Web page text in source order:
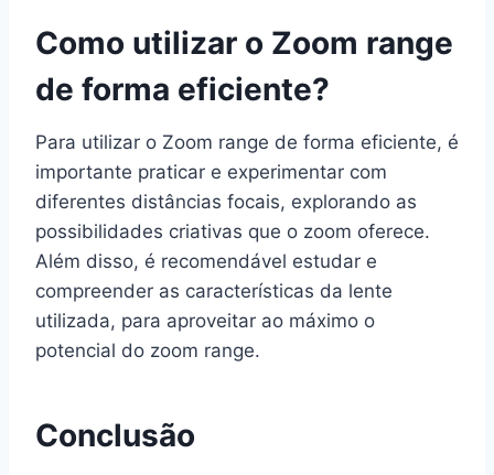
Como utilizar o Zoom range
de forma eficiente?
Para utilizar o Zoom range de forma eficiente, é
importante praticar e experimentar com
diferentes distâncias focais, explorando as
possibilidades criativas que o zoom oferece.
Além disso, é recomendável estudar e
compreender as características da lente
utilizada, para aproveitar ao máximo o
potencial do zoom range.
Conclusão